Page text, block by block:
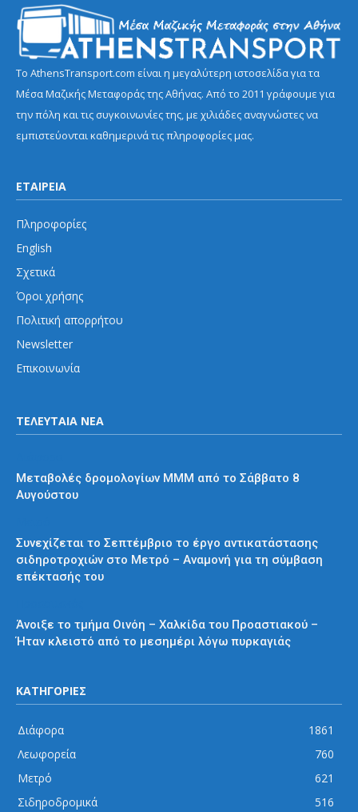
Το AthensTransport.com είναι η μεγαλύτερη ιστοσελίδα για τα
Μέσα Μαζικής Μεταφοράς της Αθήνας. Από το 2011 γράφουμε για
την πόλη και τις συγκοινωνίες της, με χιλιάδες αναγνώστες να
εμπιστεύονται καθημερινά τις πληροφορίες μας.
ΕΤΑΙΡΕΙΑ
Πληροφορίες
English
Σχετικά
Όροι χρήσης
Πολιτική απορρήτου
Newsletter
Επικοινωνία
ΤΕΛΕΥΤΑΙΑ ΝΕΑ
Μεταβολές δρομολογίων ΜΜΜ από το Σάββατο 8
Αυγούστου
Συνεχίζεται το Σεπτέμβριο το έργο αντικατάστασης
σιδηροτροχιών στο Μετρό – Αναμονή για τη σύμβαση
επέκτασής του
Άνοιξε το τμήμα Οινόη – Χαλκίδα του Προαστιακού –
Ήταν κλειστό από το μεσημέρι λόγω πυρκαγιάς
ΚΑΤΗΓΟΡΙΕΣ
Διάφορα
1861
Λεωφορεία
760
Μετρό
621
Σιδηροδρομικά
516